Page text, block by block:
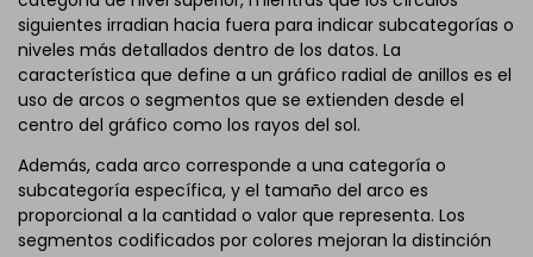
siguientes irradian hacia fuera para indicar subcategorías o
niveles más detallados dentro de los datos. La
característica que define a un gráfico radial de anillos es el
uso de arcos o segmentos que se extienden desde el
centro del gráfico como los rayos del sol.
Además, cada arco corresponde a una categoría o
subcategoría específica, y el tamaño del arco es
proporcional a la cantidad o valor que representa. Los
segmentos codificados por colores mejoran la distinción